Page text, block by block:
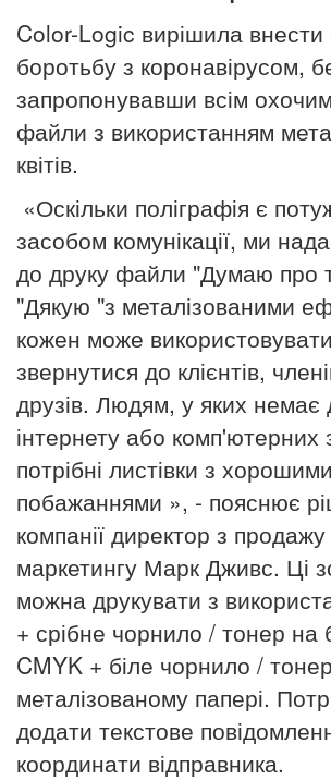
Color-Logic вирішила внести
боротьбу з коронавірусом,
запропонувавши всім охочим
файли з використанням
квітів.
«Оскільки поліграфія є
засобом комунікації, ми
до друку файли "Думаю про
"Дякую "з металізованими
кожен може
звернутися до клієнтів, член
друзів. Людям, у яких немає
інтернету або комп'ютерних
потрібні листівки з хорошими
побажаннями », - пояснює
компанії директор з
маркетингу Марк Дживс. Ці
можна друкувати з
+ срібне чорнило / тонер на
CMYK + біле чорнило /
металізованому папері.
додати текстове
координати відправника.